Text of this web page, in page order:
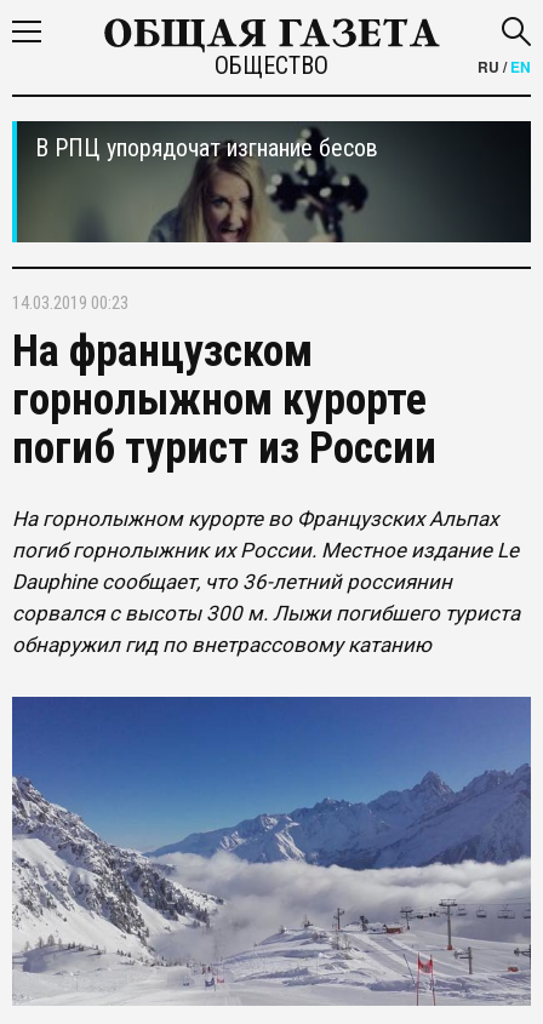
ОБЩЕСТВО RU /EN
В РПЦ упорядочат изгнание бесов
14.03.2019 00:23
На французском
горнолыжном курорте
погиб турист из России
На горнолыжном курорте во Французских Альпах
погиб горнолыжник их России. Местное издание Le
Dauphine сообщает, что 36-летний россиянин
сорвался с высоты 300 м. Лыжи погибшего туриста
обнаружил гид по внетрассовому катанию